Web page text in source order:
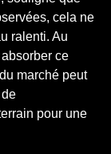
cela ne
ralenti. Au
ce
marché peut
pour une